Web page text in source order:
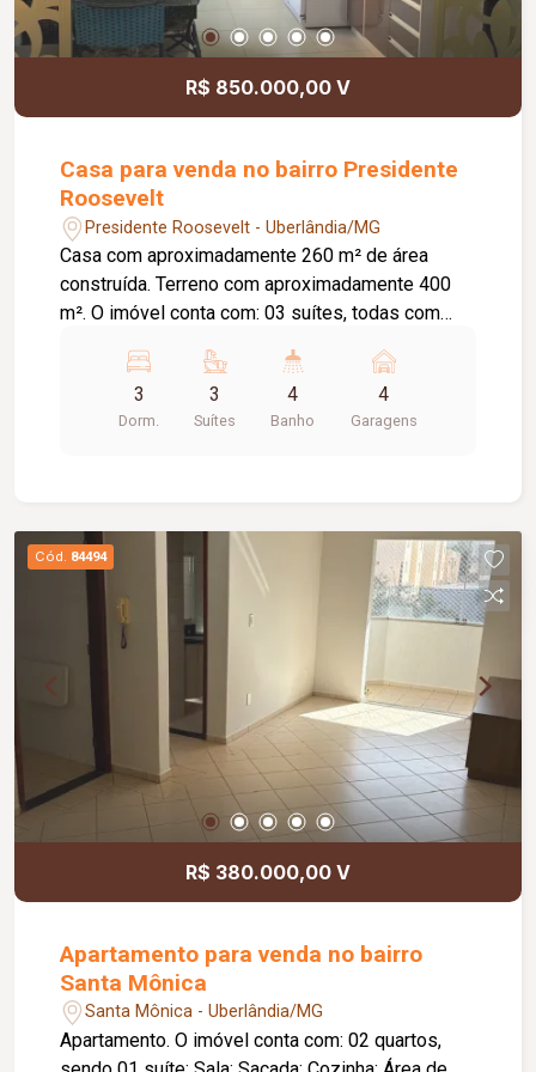
R$ 850.000,00 V
Casa para venda no bairro Presidente
Roosevelt
Presidente Roosevelt - Uberlândia/MG
Casa com aproximadamente 260 m² de área
construída. Terreno com aproximadamente 400
m². O imóvel conta com: 03 suítes, todas com
notebook e impressora; Closet completo com
armários, espaço para maquiagem e sapateira
giratória; Jardim de inverno em 02 suítes, com
em ardósia; Banheiro social adaptado; Varanda
gourmet com churrasqueira e forno para pizza;
Lavabo; Lavanderia; Quarto externo, ideal para
despensa ou escritório; 03 vagas de garagem
cobertas; Diferenciais: Fonte com cascata
iluminada; Boiler com capacidade para 800 litros;
Sistema de energia fotovoltaica com 08 placas;
Portão eletrônico; Sistema de segurança com 08
câmeras; Cerca elétrica com concertina;
Ambientes amplos, planejados e com excelente
padrão de acabamento.
3
Dorm.
3
Suítes
4
Banho
4
Garagens
Cód. 84494
R$ 380.000,00 V
Apartamento para venda no bairro
Santa Mônica
Santa Mônica - Uberlândia/MG
Apartamento. O imóvel conta com: 02 quartos,